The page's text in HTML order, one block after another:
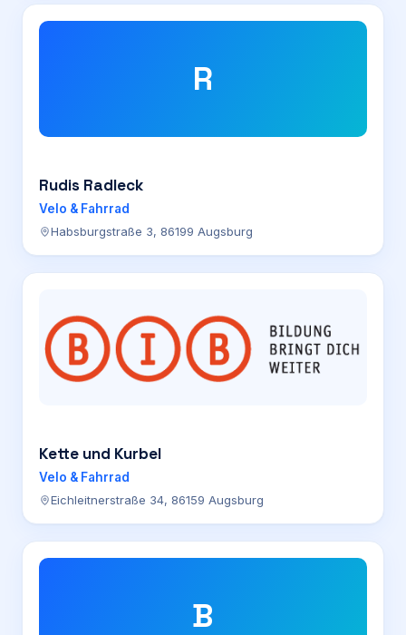
R
Rudis Radleck
Velo & Fahrrad
Habsburgstraße 3, 86199 Augsburg
Kette und Kurbel
Velo & Fahrrad
Eichleitnerstraße 34, 86159 Augsburg
B